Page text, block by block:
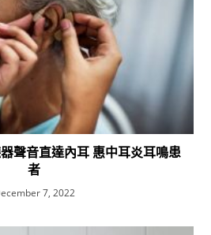
器聲音直達內耳 惠中耳炎耳鳴患
者
7, 2022